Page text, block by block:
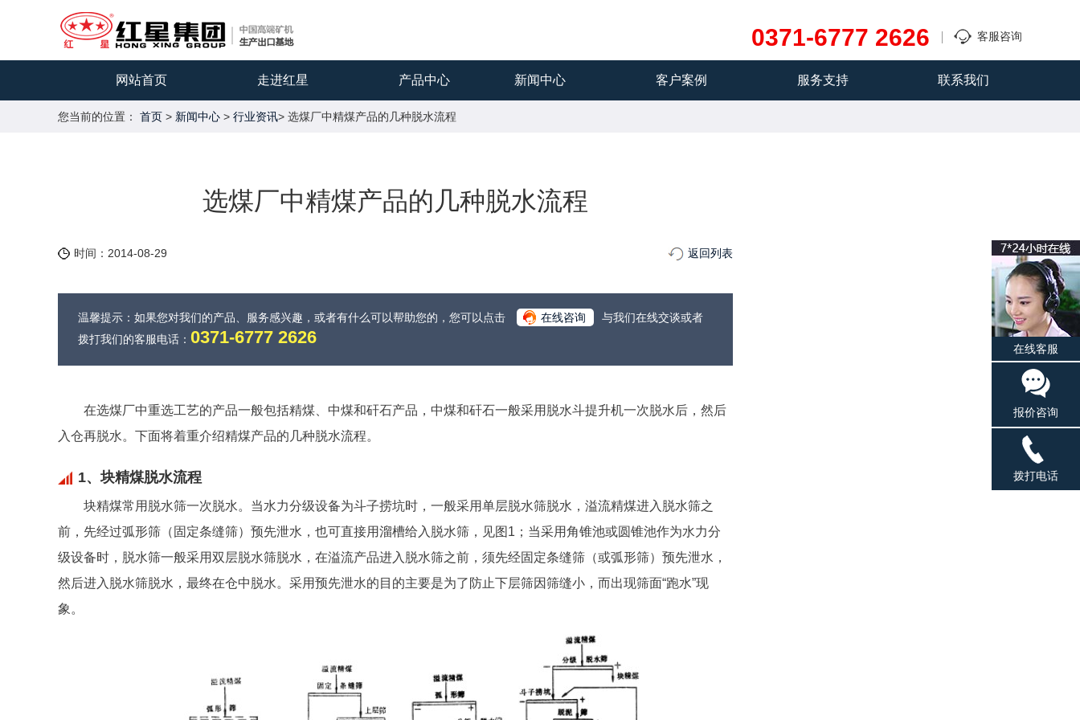
0371-6777 2626 客服咨询
网站首页 走进红星 产品中心 新闻中心 客户案例 服务支持 联系我们
您当前的位置： 首页 > 新闻中心 > 行业资讯> 选煤厂中精煤产品的几种脱水流程
选煤厂中精煤产品的几种脱水流程
时间：2014-08-29 返回列表
温馨提示：如果您对我们的产品、服务感兴趣，或者有什么可以帮助您的，您可以点击 在线咨询
与我们在线交谈或者
拨打我们的客服电话： 0371-6777 2626
在选煤厂中重选工艺的产品一般包括精煤、中煤和矸石产品，中煤和矸石一般采用脱水斗提升机一次脱水后，然后
入仓再脱水。下面将着重介绍精煤产品的几种脱水流程。
1、块精煤脱水流程
块精煤常用脱水筛一次脱水。当水力分级设备为斗子捞坑时，一般采用单层脱水筛脱水，溢流精煤进入脱水筛之
前，先经过弧形筛（固定条缝筛）预先泄水，也可直接用溜槽给入脱水筛，见图1；当采用角锥池或圆锥池作为水力分
级设备时，脱水筛一般采用双层脱水筛脱水，在溢流产品进入脱水筛之前，须先经固定条缝筛（或弧形筛）预先泄水，
然后进入脱水筛脱水，最终在仓中脱水。采用预先泄水的目的主要是为了防止下层筛因筛缝小，而出现筛面“跑水”现
象。
在线客服
报价咨询
拨打电话